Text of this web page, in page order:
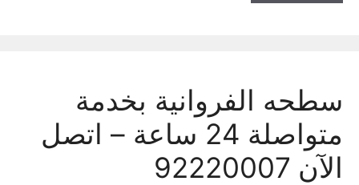
سطحه الفروانية بخدمة
متواصلة 24 ساعة – اتصل
الآن 92220007